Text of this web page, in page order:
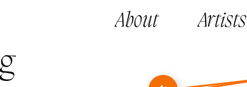
About Artists